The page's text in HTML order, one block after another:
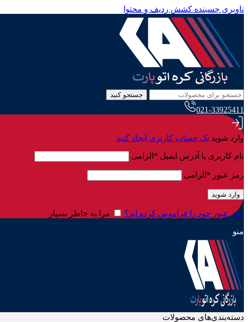
ناوبری چسبنده کشش ردیف و محتوا
جستجو کنید
021-33925411
وارد شوید یک حساب کاربری ایجاد کنید
نام کاربری یا آدرس ایمیل * الزامی
رمز عبور * الزامی
وارد شوید
رمز عبور خود را فراموش کرده اید؟ مرا به خاطر بسپار
منو
دسته‌بندی‌های محصولات